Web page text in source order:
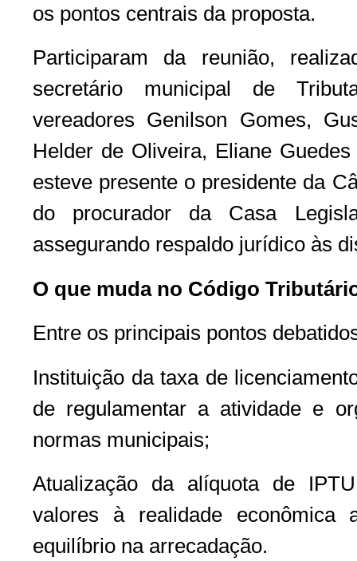
os pontos centrais da proposta.
Participaram da reunião,
secretário municipal de
vereadores Genilson Gomes,
Helder de Oliveira, Eliane
esteve presente o presidente da
do procurador da Casa
assegurando respaldo jurídico às
O que muda no Código
Entre os principais pontos
Instituição da taxa de
de regulamentar a atividade e
normas municipais;
Atualização da alíquota de
valores à realidade econômica
equilíbrio na arrecadação.